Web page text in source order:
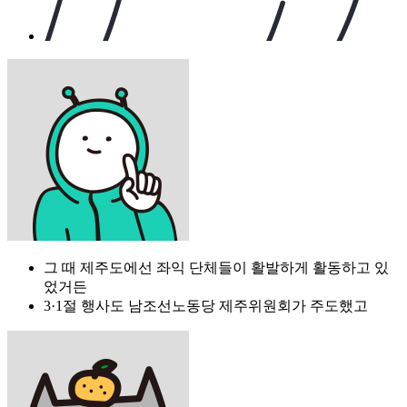
그 때 제주도에선 좌익 단체들이 활발하게 활동하고 있
었거든
3·1절 행사도 남조선노동당 제주위원회가 주도했고